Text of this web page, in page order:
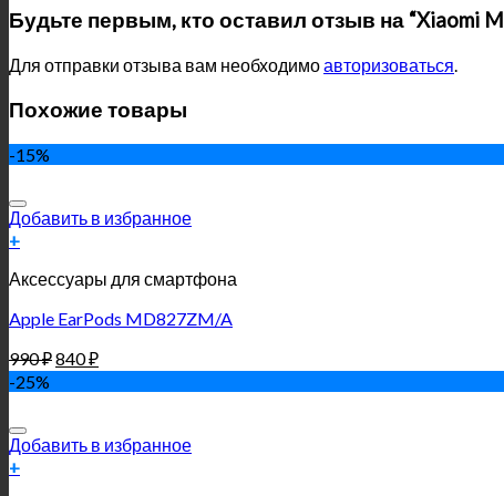
Будьте первым, кто оставил отзыв на “Xiaomi
Для отправки отзыва вам необходимоавторизоваться.
Похожие товары
-15%
Добавить в избранное
+
Аксессуары для смартфона
Apple EarPods MD827ZM/A
990₽840₽
-25%
Добавить в избранное
+